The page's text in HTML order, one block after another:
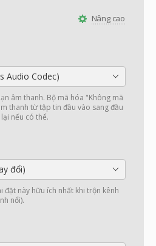
Nâng cao
Audio Codec)
âm thanh. Bộ mã hóa "Không mã
thanh từ tập tin đầu vào sang đầu
nếu có thể.
đổi)
đặt này hữu ích nhất khi trộn kênh
nổi).